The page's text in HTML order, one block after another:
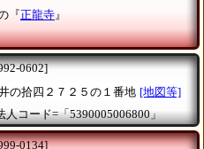
『正龍寺 』
0602]
の拾四２７２５の１番地 [地図等]
人コード=「5390005006800」
0134]